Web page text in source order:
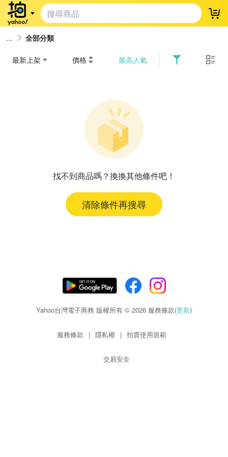
登
全部分類
最新上架 價格 最高人氣
找不到商品嗎？換換其他條件吧！
清除條件再搜尋
Yahoo台灣電子商務 版權所有 © 2026 服務條款(更新)
服務條款 | 隱私權 | 拍賣使用規範
交易安全